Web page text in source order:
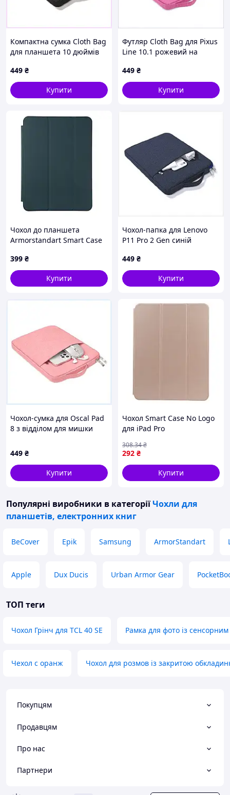
Компактна сумка Cloth Bag
для планшета 10 дюймів
449 ₴
Купити
Футляр Cloth Bag для Pixus
Line 10.1 рожевий на
449 ₴
Купити
Чохол до планшета
Armorstandart Smart Case
(2022)/Air 10.9 (2020)
Cyprus Gree
399 ₴
Купити
Чохол-папка для Lenovo
P11 Pro 2 Gen синій
336XBP2031
449 ₴
Купити
Чохол-сумка для Oscal Pad
8 з відділом для мишки
449 ₴
Купити
Чохол Smart Case No Logo
для iPad Pro
2026/2025/2024 (13") Rose
Gold (17008601)
292 ₴
308.34₴
Купити
Популярні виробники в категоріїЧохли для
планшетів, електронних книг
BeCover Epik Samsung ArmorStandart
Apple Dux Ducis Urban Armor Gear
ТОП теги
Чохол Грінч для TCL 40 SE Рамка для фото із
Чехол с оранж Чохол для розмов із закритою
Покупцям
Продавцям
Про нас
Партнери